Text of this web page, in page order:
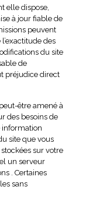
elle dispose,
à jour fiable de
peuvent
des
du site
de
préjudice direct
être amené à
des besoins de
information
site que vous
sur votre
un serveur
. Certaines
sans